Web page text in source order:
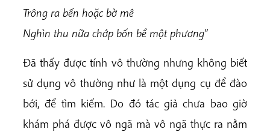
Trông ra bến hoặc bờ mê
Nghìn thu nữa chớp bốn bề một phương”
Đã thấy được tính vô thường nhưng không biết
sử dụng vô thường như là một dụng cụ để đào
bới, để tìm kiếm. Do đó tác giả chưa bao giờ
khám phá được vô ngã mà vô ngã thực ra nằm